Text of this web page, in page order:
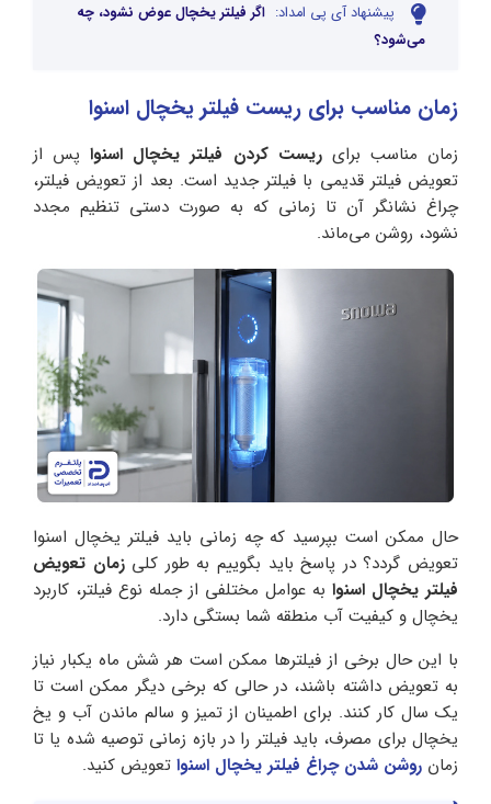
پیشنهاد آی پی امداد: اگر فیلتر یخچال عوض نشود، چه
می‌شود؟
زمان مناسب برای ریست فیلتر یخچال اسنوا
زمان مناسب برایریست کردن فیلتر یخچال اسنواپس از
تعویض فیلتر قدیمی با فیلتر جدید است. بعد از تعویض فیلتر،
چراغ نشانگر آن تا زمانی که به صورت دستی تنظیم مجدد
نشود، روشن می‌ماند.
حال ممکن است بپرسید که چه زمانی باید فیلتر یخچال اسنوا
تعویض گردد؟ در پاسخ باید بگوییم به طور کلیزمان تعویض
فیلتر یخچال اسنوا به عوامل مختلفی از جمله نوع فیلتر، کاربرد
یخچال و کیفیت آب منطقه شما بستگی دارد.
با این حال برخی از فیلترها ممکن است هر شش ماه یکبار نیاز
به تعویض داشته باشند، در حالی که برخی دیگر ممکن است تا
یک سال کار کنند. برای اطمینان از تمیز و سالم ماندن آب و یخ
یخچال برای مصرف، باید فیلتر را در بازه زمانی توصیه شده یا تا
زمان روشن شدن چراغ فیلتر یخچال اسنوا تعویض کنید.